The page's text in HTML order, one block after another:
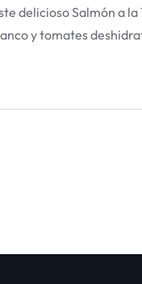
delicioso Salmón a
y tomates